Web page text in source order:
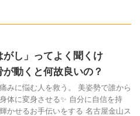
がし」ってよく聞くけ
が動くと何故良いの？
みに悩む人を救う。 美姿勢で誰から
体に変身させる✨ 自分に自信を持
かせるお手伝いをする 名古屋金山ス